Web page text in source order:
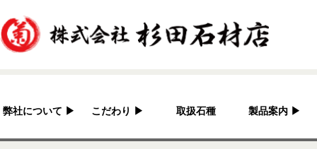
弊社について ▶
杉田石材店とは？
こだわり ▶
加工へのこだわり
取扱石種 製品案内 ▶
灯篭